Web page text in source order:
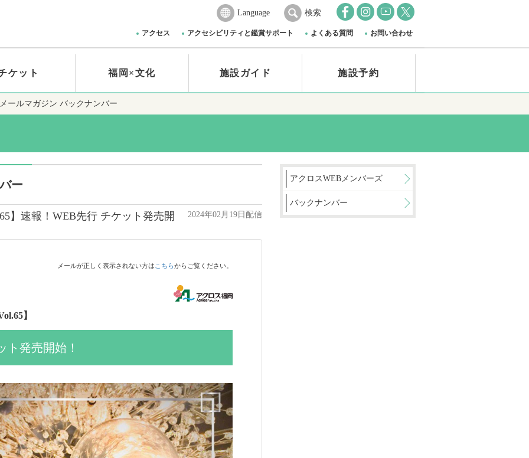
Language 検索
アクセス アクセシビリティと鑑賞サポート よくある質問 お問い合わせ
ケット 福岡×文化 施設ガイド 施設予約
メールマガジン バックナンバー
ー
2024年02月19日配信
】速報！WEB先行 チケット発売開
メールが正しく表示されない方は こちらからご覧ください。
】
ト発売開始！
アクロスWEBメンバーズ
バックナンバー